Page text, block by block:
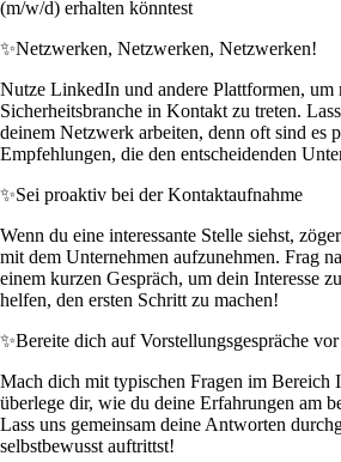
(m/w/d) erhalten könntest
✨Netzwerken, Netzwerken, Netzwerken!
Nutze LinkedIn und andere Plattformen, um
Sicherheitsbranche in Kontakt zu treten.
deinem Netzwerk arbeiten, denn oft sind es
Empfehlungen, die den entscheidenden
✨Sei proaktiv bei der Kontaktaufnahme
Wenn du eine interessante Stelle siehst,
mit dem Unternehmen aufzunehmen. Frag
einem kurzen Gespräch, um dein Interesse
helfen, den ersten Schritt zu machen!
✨Bereite dich auf Vorstellungsgespräche vor
Mach dich mit typischen Fragen im Bereich
überlege dir, wie du deine Erfahrungen am
Lass uns gemeinsam deine Antworten
selbstbewusst auftrittst!